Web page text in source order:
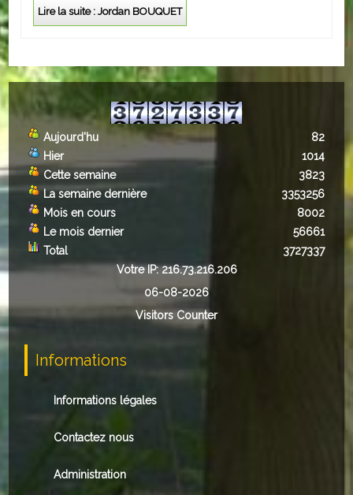
Lire la suite : Jordan BOUQUET
Aujourd'hu
Hier
Cette semaine
La semaine dernière
Mois en cours
Le mois dernier
Total
82
1014
3823
3353256
8002
56661
3727337
Votre IP: 216.73.216.206
06-08-2026
Visitors Counter
Informations
Informations légales
Contactez nous
Administration